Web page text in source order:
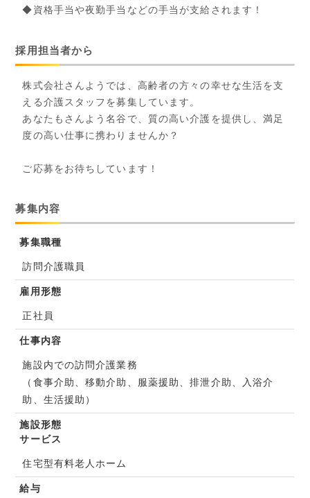
◆資格手当や夜勤手当などの手当が支給されます！
採用担当者から
株式会社さんようでは、高齢者の方々の幸せな生活を支
える介護スタッフを募集しています。
あなたもさんよう名谷で、質の高い介護を提供し、満足
度の高い仕事に携わりませんか？
ご応募をお待ちしています！
募集内容
募集職種
訪問介護職員
雇用形態
正社員
仕事内容
施設内での訪問介護業務
（食事介助、移動介助、服薬援助、排泄介助、入浴介
助、生活援助）
施設形態
サービス
住宅型有料老人ホーム
給与